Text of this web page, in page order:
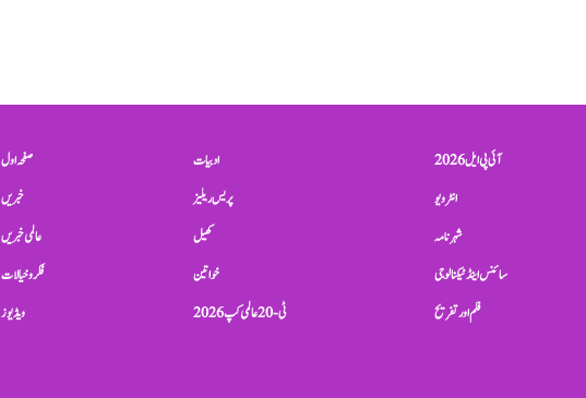
صفحہ اول
خبریں
عالمی خبریں
فکر و خیالات
ویڈیوز
ادبیات
پریس ریلیز
کھیل
خواتین
ٹی-20 عالمی کپ 2026
آئی پی ایل 2026
انٹرویو
شہرنامہ
سائنس اینڈ ٹیکنالوجی
فلم اور تفریح